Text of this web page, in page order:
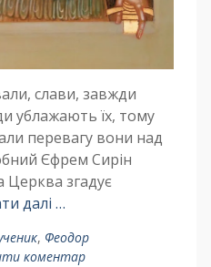
слави, завжди
ублажають їх, тому
перевагу вони над
Єфрем Сирін
Церква згадує
далі …
, Феодор
коментар